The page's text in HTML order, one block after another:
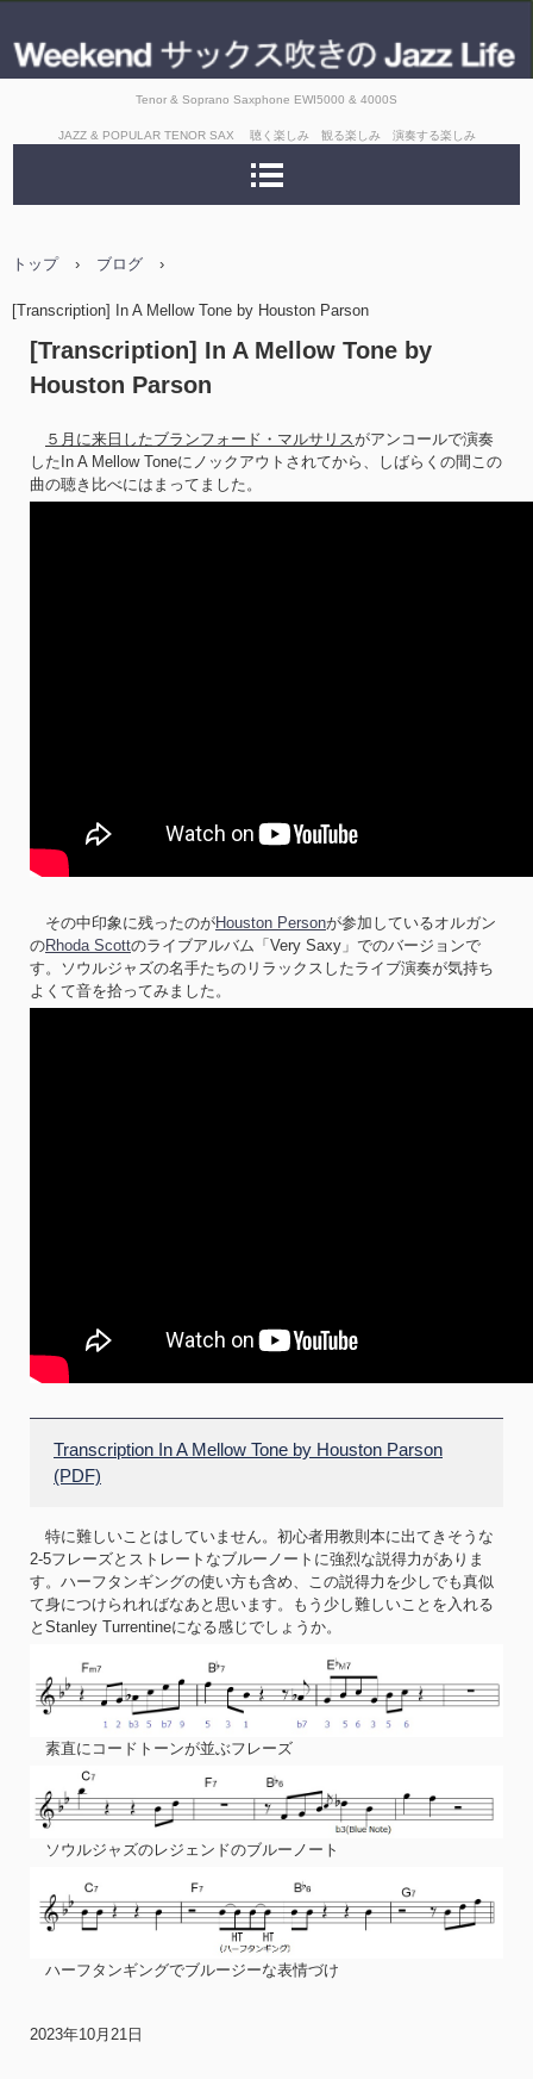
Tenor & Soprano Saxphone EWI5000 & 4000S
JAZZ & POPULAR TENOR SAX 聴く楽しみ 観る楽しみ 演奏する楽しみ
トップ › ブログ ›
[Transcription] In A Mellow Tone by Houston Parson
[Transcription] In A Mellow Tone by
Houston Parson
５月に来日したブランフォード・マルサリスがアンコールで演奏
したIn A Mellow Toneにノックアウトされてから、しばらくの間この
曲の聴き比べにはまってました。
その中印象に残ったのがHouston Personが参加しているオルガン
のRhoda Scottのライブアルバム「Very Saxy」でのバージョンで
す。ソウルジャズの名手たちのリラックスしたライブ演奏が気持ち
よくて音を拾ってみました。
Transcription In A Mellow Tone by Houston Parson
(PDF)
特に難しいことはしていません。初心者用教則本に出てきそうな
2-5フレーズとストレートなブルーノートに強烈な説得力がありま
す。ハーフタンギングの使い方も含め、この説得力を少しでも真似
て身につけられればなあと思います。もう少し難しいことを入れる
とStanley Turrentineになる感じでしょうか。
素直にコードトーンが並ぶフレーズ
ソウルジャズのレジェンドのブルーノート
ハーフタンギングでブルージーな表情づけ
2023年10月21日